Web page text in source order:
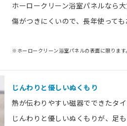
ホーロークリーン浴室パネルなら大
傷がつきにくいので、長年使って
※ホーロークリーン浴室パネルの表面に限ります
じんわりと優しいぬくもり
熱が伝わりやすい磁器でできたタ
じんわりと優しいぬくもりが、足も